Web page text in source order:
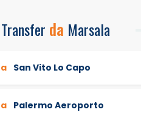
Transfer da Marsala
a San Vito Lo Capo
a Palermo Aeroporto